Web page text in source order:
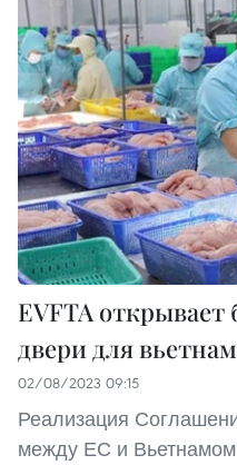
EVFTA
двери для
02/08/2023 09:15
Реализация
между ЕС и Вьетнамом